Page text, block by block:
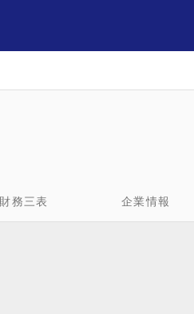
財務三表 企業情報